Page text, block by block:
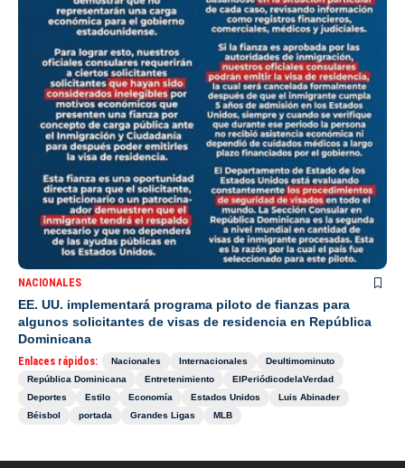
NACIONALES
EE. UU. implementará programa piloto de fianzas para
algunos solicitantes de visas de residencia en República
Dominicana
Enlaces rápidos: Nacionales Internacionales
Deultimominuto
República Dominicana
Entretenimiento
ElPeriódicodelaVerdad
Deportes
Estilo Economía Estados Unidos
Luis Abinader
Béisbol
portada Grandes Ligas MLB